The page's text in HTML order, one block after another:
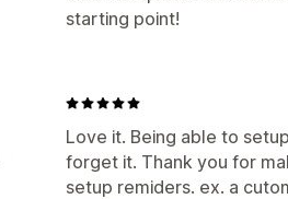
starting point!
Love it. Being able to
forget it. Thank you for
setup remiders. ex. a